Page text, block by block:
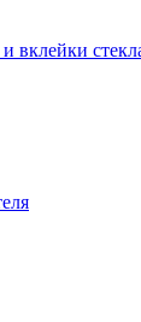
вклейки